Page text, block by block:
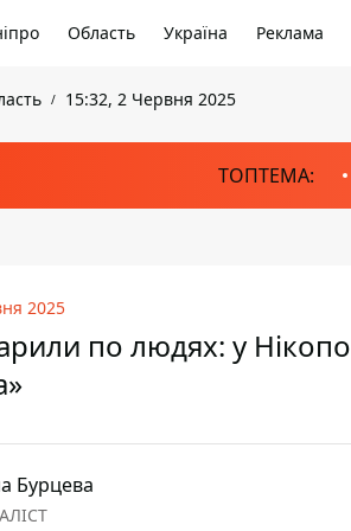
Область Україна Реклама
15:32, 2 Червня 2025
ТОПТЕМА:
2025
по людях: у
Бурцева